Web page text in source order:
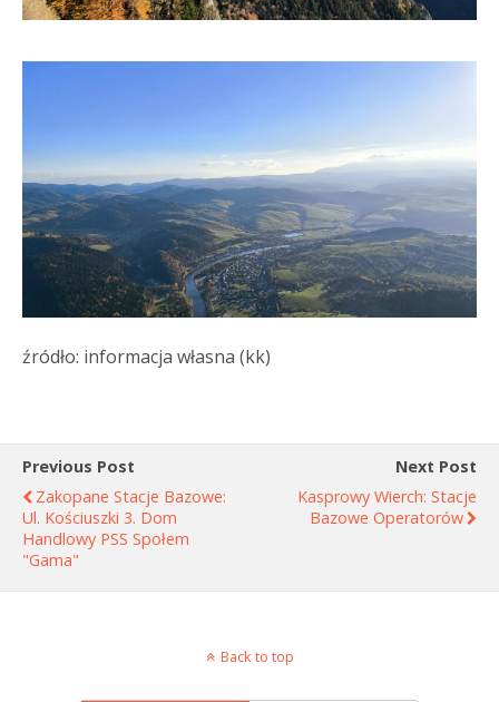
źródło: informacja własna (kk)
Previous Post
Zakopane Stacje Bazowe:
Ul. Kościuszki 3. Dom
Handlowy PSS Społem
"Gama"
Next Post
Kasprowy Wierch: Stacje
Bazowe Operatorów
Back to top